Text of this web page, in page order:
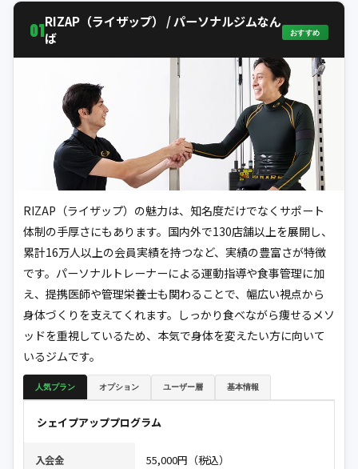
01RIZAP（ライザップ） / パーソナルジムなん
ば
おすすめ
RIZAP（ライザップ）の魅力は、知名度だけでなくサポート
体制の手厚さにもあります。国内外で130店舗以上を展開し、
累計16万人以上の会員実績を持つなど、実績の豊富さが特徴
です。パーソナルトレーナーによる運動指導や食事管理に加
え、提携医師や管理栄養士も関わることで、幅広い視点から
身体づくりを支えてくれます。しっかり食べながら痩せるメソ
ッドを重視しているため、本気で身体を変えたい方に向いて
いるジムです。
人気プラン オプション ユーザー層 基本情報
シェイプアッププログラム
入会金 55,000円（税込）